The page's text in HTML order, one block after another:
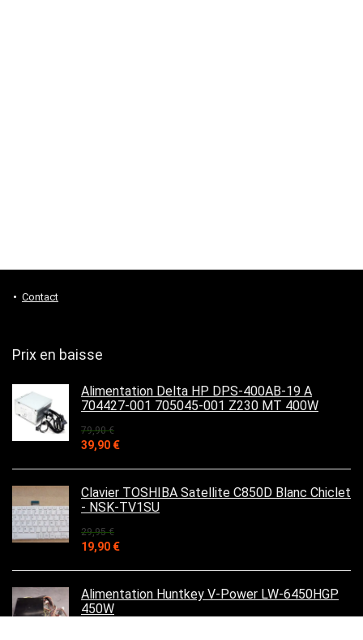
Contact
Prix en baisse
Alimentation Delta HP DPS-400AB-19 A
704427-001 705045-001 Z230 MT 400W
79,90€
Le
initial
était :
79,90 €.
39,90 €Le
actuel
est :
39,90 €.
Clavier TOSHIBA Satellite C850D Blanc Chiclet
- NSK-TV1SU
29,95€
Le
initial
était :
29,95 €.
19,90 €Le
actuel
est :
19,90 €.
Alimentation Huntkey V-Power LW-6450HGP
450W